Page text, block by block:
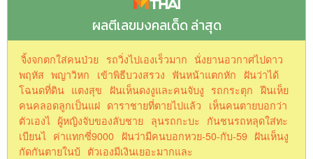
ผลตีเลขมงคลเด็ด ล่าสุด
จิ้งจกตกใส่คนป่วย รถวิ่งไปเองเร็วมาก นั่งยานอวกาศไปดาว
พฤหัส พญาวิหก เข้าพิธีบวงสรวง ฟันหน้าแตกหัก
ฝันว่าได้
โฉนดที่ดิน แตงสุข ฝันเห็นดงงูและคนจับงู รถกระตุก ฝีนเห็ย
คนคลอดลูกเป็นแฝ ดาราชายที่ตายไปแล้ว
เห็นคนตายบอกว่า
ตัวเองไ ผู้หญิงจับของลับชาย ลุนรถกะบะ กันชนรถหลุดใส่ทะ
เบียนไ ค่าแทกซี่9000 ฝันว่ามีคนบอกหวย-50-กับ-59 ฝันเห็นงู
กัดกันตายในบ้ ตัวเองมีเงินเยอะมากและ